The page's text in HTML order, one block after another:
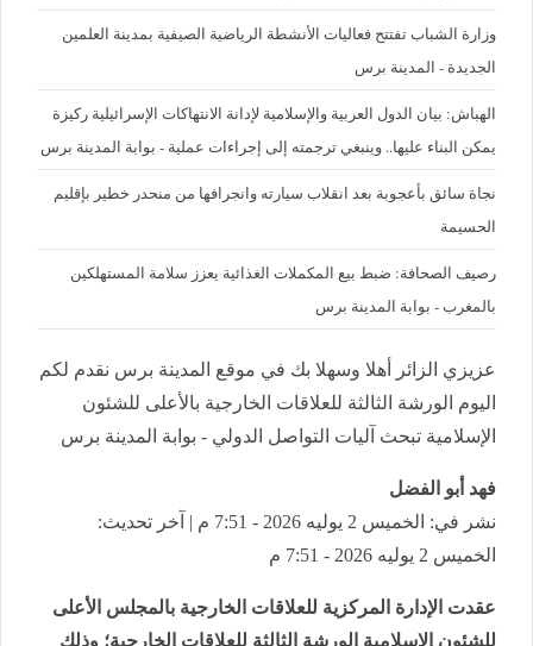
وزارة الشباب تفتتح فعاليات الأنشطة الرياضية الصيفية بمدينة العلمين
الجديدة - المدينة برس
الهباش: بيان الدول العربية والإسلامية لإدانة الانتهاكات الإسرائيلية ركيزة
يمكن البناء عليها.. وينبغي ترجمته إلى إجراءات عملية - بوابة المدينة برس
نجاة سائق بأعجوبة بعد انقلاب سيارته وانجرافها من منحدر خطير بإقليم
الحسيمة
رصيف الصحافة: ضبط بيع المكملات الغذائية يعزز سلامة المستهلكين
بالمغرب - بوابة المدينة برس
عزيزي الزائر أهلا وسهلا بك في موقع المدينة برس نقدم لكم
اليوم الورشة الثالثة للعلاقات الخارجية بالأعلى للشئون
الإسلامية تبحث آليات التواصل الدولي - بوابة المدينة برس
فهد أبو الفضل
نشر في: الخميس 2 يوليه 2026 - 7:51 م | آخر تحديث:
الخميس 2 يوليه 2026 - 7:51 م
عقدت الإدارة المركزية للعلاقات الخارجية بالمجلس الأعلى
للشئون الإسلامية الورشة الثالثة للعلاقات الخارجية؛ وذلك